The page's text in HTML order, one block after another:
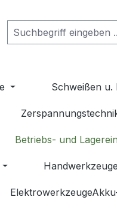
Schweißen u.
Betriebs- und
Handwerkzeuge